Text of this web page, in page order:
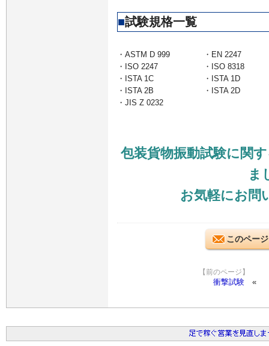
■試験規格一覧
・ASTM D 999
・ISO 2247
・ISTA 1C
・ISTA 2B
・JIS Z 0232
・EN 2247
・ISO 8318
・ISTA 1D
・ISTA 2D
包装貨物振動試験に関
ま
お気軽にお問
このペー
【前のページ】
衝撃試験